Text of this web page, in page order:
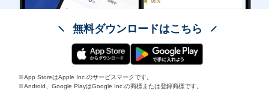
無料ダウンロードはこちら
※App StoreはApple Inc.のサービスマークです。
※Android、Google PlayはGoogle Inc.の商標または登録商標です。